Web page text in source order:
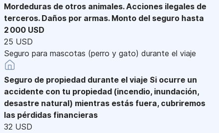
Mordeduras de otros animales. Acciones ilegales de
terceros. Daños por armas. Monto del seguro hasta
2 000 USD
25 USD
Seguro para mascotas (perro y gato) durante el viaje
Seguro de propiedad durante el viaje Si ocurre un
accidente con tu propiedad (incendio, inundación,
desastre natural) mientras estás fuera, cubriremos
las pérdidas financieras
32 USD